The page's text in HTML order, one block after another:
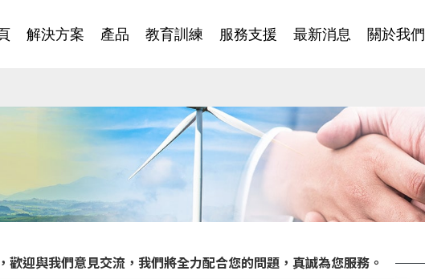
解決方案 產品 教育訓練 服務支援 最新消息 關於我們
歡迎與我們意見交流，我們將全力配合您的問題，真誠為您服務。